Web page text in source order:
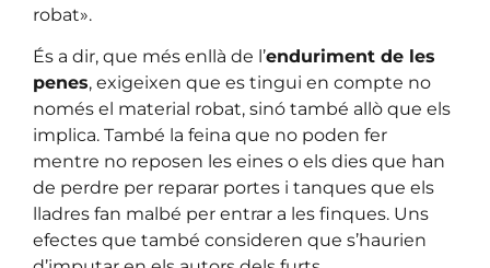
robat».
És a dir, que més enllà de l’enduriment de les
penes, exigeixen que es tingui en compte no
només el material robat, sinó també allò que els
implica. També la feina que no poden fer
mentre no reposen les eines o els dies que han
de perdre per reparar portes i tanques que els
lladres fan malbé per entrar a les finques. Uns
efectes que també consideren que s’haurien